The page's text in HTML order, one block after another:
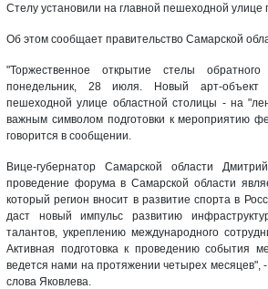
Стелу установили на главной пешеходной улице
Об этом сообщает правительство Самарской
"Торжественное открытие стелы
понедельник, 28 июля. Новый арт-объект
пешеходной улице областной столицы - на
важным символом подготовки к мероприятию
говорится в сообщении.
Вице-губернатор Самарской области
проведение форума в Самарской области
который регион вносит в развитие спорта в
даст новый импульс развитию
талантов, укреплению международного
Активная подготовка к проведению события
ведется нами на протяжении четырех месяцев",
слова Яковлева.